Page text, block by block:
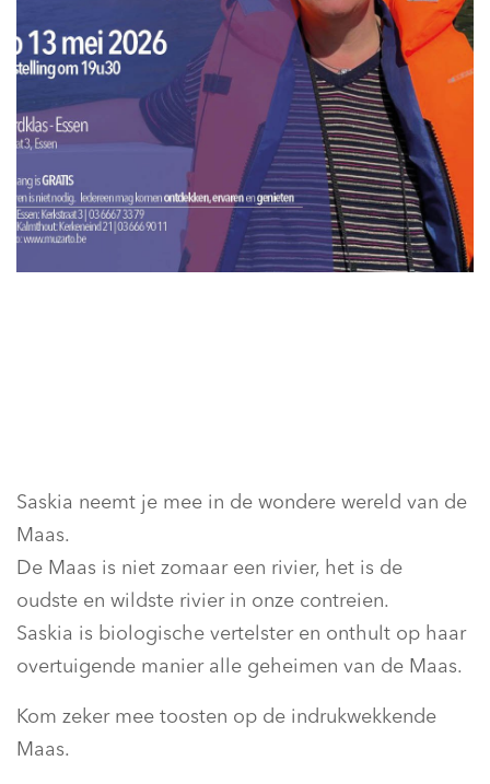
Saskia neemt je mee in de wondere wereld van de
Maas.
De Maas is niet zomaar een rivier, het is de
oudste en wildste rivier in onze contreien.
Saskia is biologische vertelster en onthult op haar
overtuigende manier alle geheimen van de Maas.
Kom zeker mee toosten op de indrukwekkende
Maas.